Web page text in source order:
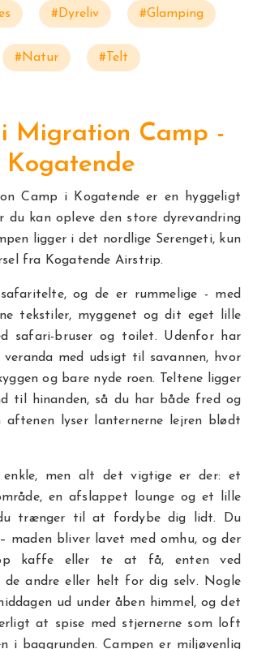
#Dyreliv #Glamping
#Natur #Telt
Migration Camp -
Kogatende
Camp i Kogatende er en hyggeligt
du kan opleve den store dyrevandring
ligger i det nordlige Serengeti, kun
fra Kogatende Airstrip.
og de er rummelige - med
tekstiler, myggenet og dit eget lille
safari-bruser og toilet. Udenfor har
med udsigt til savannen, hvor
og bare nyde roen. Teltene ligger
til hinanden, så du har både fred og
aftenen lyser lanternerne lejren blødt
enkle, men alt det vigtige er der: et
en afslappet lounge og et lille
trænger til at fordybe dig lidt. Du
maden bliver lavet med omhu, og der
kaffe eller te at få, enten ved
de andre eller helt for dig selv. Nogle
ud under åben himmel, og det
at spise med stjernerne som loft
i baggrunden. Campen er miljøvenlig